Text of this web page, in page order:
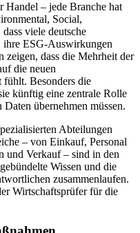
Handel – jede Branche hat
Social,
viele deutsche
ihre ESG-Auswirkungen
zeigen, dass die Mehrheit der
die neuen
fühlt. Besonders die
künftig eine zentrale Rolle
übernehmen müssen.
Abteilungen
– von Einkauf, Personal
und Verkauf – sind in den
Wissen und die
zusammenlaufen.
Wirtschaftsprüfer für die